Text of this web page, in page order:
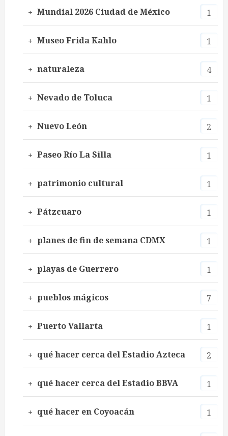
Mundial 2026 Ciudad de México 1
Museo Frida Kahlo 1
naturaleza 4
Nevado de Toluca 1
Nuevo León 2
Paseo Río La Silla 1
patrimonio cultural 1
Pátzcuaro 1
planes de fin de semana CDMX 1
playas de Guerrero 1
pueblos mágicos 7
Puerto Vallarta 1
qué hacer cerca del Estadio Azteca 2
qué hacer cerca del Estadio BBVA 1
qué hacer en Coyoacán 1